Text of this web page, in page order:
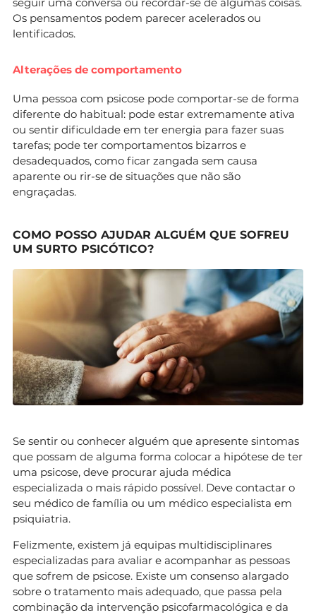
Os pensamentos podem parecer acelerados ou
lentificados.
Alterações de comportamento
Uma pessoa com psicose pode comportar-se de forma
diferente do habitual: pode estar extremamente ativa
ou sentir dificuldade em ter energia para fazer suas
tarefas; pode ter comportamentos bizarros e
desadequados, como ficar zangada sem causa
aparente ou rir-se de situações que não são
engraçadas.
COMO POSSO AJUDAR ALGUÉM QUE SOFREU
UM SURTO PSICÓTICO?
Se sentir ou conhecer alguém que apresente sintomas
que possam de alguma forma colocar a hipótese de ter
uma psicose, deve procurar ajuda médica
especializada o mais rápido possível. Deve contactar o
seu médico de família ou um médico especialista em
psiquiatria.
Felizmente, existem já equipas multidisciplinares
especializadas para avaliar e acompanhar as pessoas
que sofrem de psicose. Existe um consenso alargado
sobre o tratamento mais adequado, que passa pela
combinação da intervenção psicofarmacológica e da